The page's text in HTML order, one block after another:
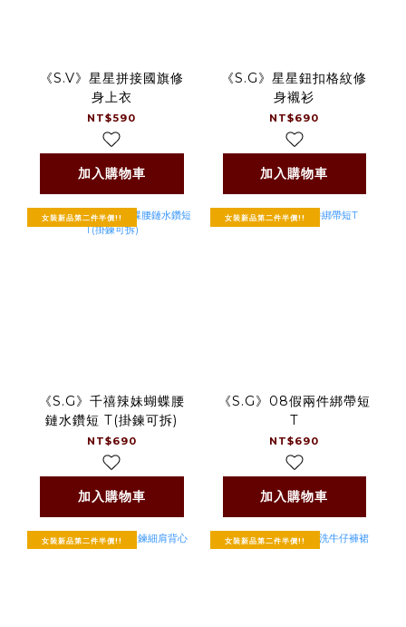
《S.V》星星拼接國旗修
身上衣
NT$590
加入購物車
《S.G》星星鈕扣格紋修
身襯衫
NT$690
加入購物車
女裝新品第二件半價!!
《S.G》千禧辣妹蝴蝶腰
鏈水鑽短 T(掛鍊可拆)
NT$690
加入購物車
女裝新品第二件半價!!
《S.G》08假兩件綁帶短
T
NT$690
加入購物車
女裝新品第二件半價!! 女裝新品第二件半價!!